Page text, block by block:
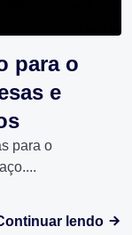
para o
e
para o
lendo